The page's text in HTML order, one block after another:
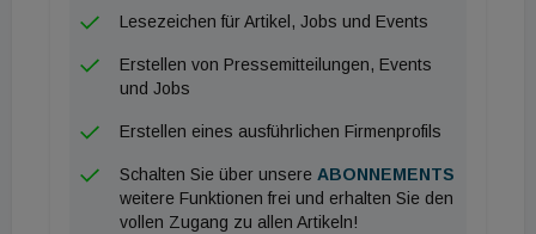
Die unternehmerische und internationale
nationale und internationale Entwicklungen und
für das eigene Unternehmen generieren. Auch die
Aus- und Weiterbildung in Zusammenarbeit mit
Lesezeichen für Artikel, Jobs und Events
Erstellen von Pressemitteilungen, Events
und Jobs
Erstellen eines ausführlichen Firmenprofils
Schalten Sie über unsere ABONNEMENTS
weitere Funktionen frei und erhalten Sie den
vollen Zugang zu allen Artikeln!